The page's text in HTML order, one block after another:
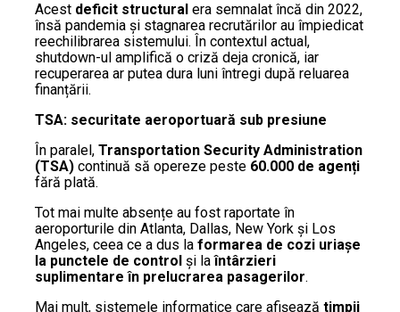
Acest deficit structural era semnalat încă din 2022,
însă pandemia și stagnarea recrutărilor au împiedicat
reechilibrarea sistemului. În contextul actual,
shutdown-ul amplifică o criză deja cronică, iar
recuperarea ar putea dura luni întregi după reluarea
finanțării.
TSA: securitate aeroportuară sub presiune
În paralel, Transportation Security Administration
(TSA) continuă să opereze peste 60.000 de agenți
fără plată.
Tot mai multe absențe au fost raportate în
aeroporturile din Atlanta, Dallas, New York și Los
Angeles, ceea ce a dus la formarea de cozi uriașe
la punctele de control și laîntârzieri
suplimentare în prelucrarea pasagerilor.
Mai mult, sistemele informatice care afișează timpii